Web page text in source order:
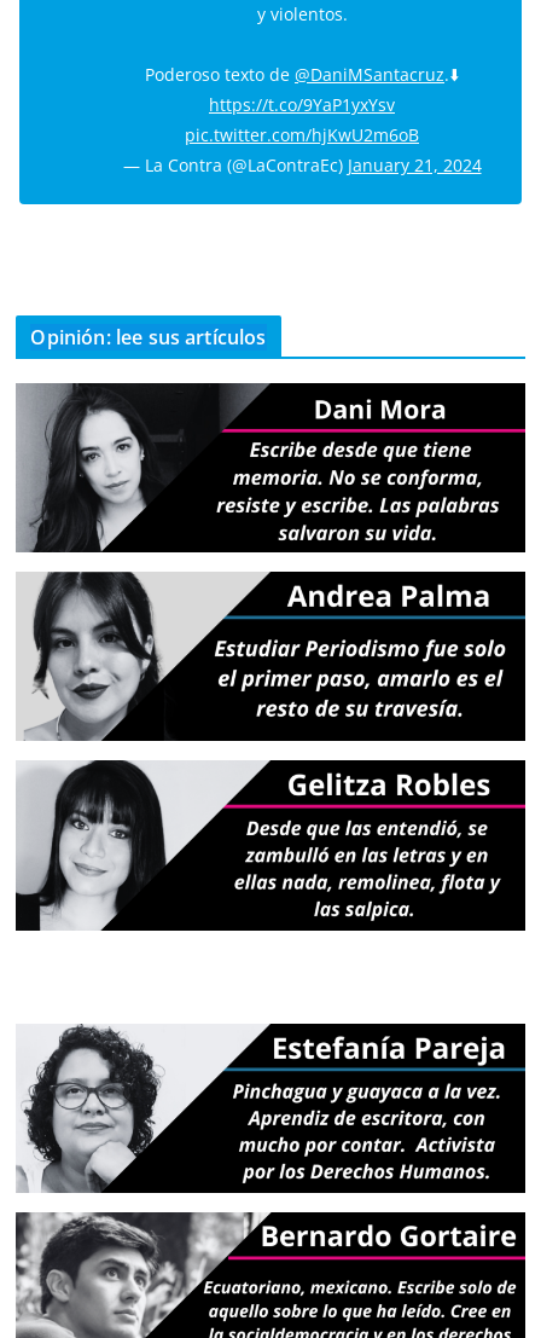
y violentos.
Poderoso texto de @DaniMSantacruz.⬇️
https://t.co/9YaP1yxYsv
pic.twitter.com/hjKwU2m6oB
— La Contra (@LaContraEc) January 21, 2024
Opinión: lee sus artículos